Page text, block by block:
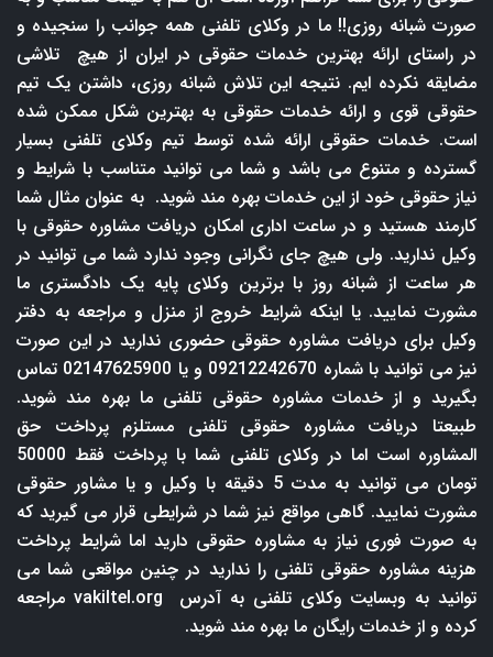
صورت شبانه روزی!! ما در وکلای تلفنی همه جوانب را سنجیده و
در راستای ارائه بهترین خدمات حقوقی در ایران از هیچ تلاشی
مضایقه نکرده ایم. نتیجه این تلاش شبانه روزی، داشتن یک تیم
حقوقی قوی و ارائه خدمات حقوقی به بهترین شکل ممکن شده
است. خدمات حقوقی ارائه شده توسط تیم وکلای تلفنی بسیار
گسترده و متنوع می باشد و شما می توانید متناسب با شرایط و
نیاز حقوقی خود از این خدمات بهره مند شوید. به عنوان مثال شما
کارمند هستید و در ساعت اداری امکان دریافت مشاوره حقوقی با
وکیل ندارید. ولی هیچ جای نگرانی وجود ندارد شما می توانید در
هر ساعت از شبانه روز با برترین وکلای پایه یک دادگستری ما
مشورت نمایید. یا اینکه شرایط خروج از منزل و مراجعه به دفتر
وکیل برای دریافت مشاوره حقوقی حضوری ندارید در این صورت
نیز می توانید با شماره 09212242670 و یا 02147625900 تماس
بگیرید و از خدمات مشاوره حقوقی تلفنی ما بهره مند شوید.
طبیعتا دریافت مشاوره حقوقی تلفنی مستلزم پرداخت حق
المشاوره است اما در وکلای تلفنی شما با پرداخت فقط 50000
تومان می توانید به مدت 5 دقیقه با وکیل و یا مشاور حقوقی
مشورت نمایید. گاهی مواقع نیز شما در شرایطی قرار می گیرید که
به صورت فوری نیاز به مشاوره حقوقی دارید اما شرایط پرداخت
هزینه مشاوره حقوقی تلفنی را ندارید در چنین مواقعی شما می
توانید به وبسایت وکلای تلفنی به آدرس
vakiltel.org مراجعه
کرده و از خدمات رایگان ما بهره مند شوید.